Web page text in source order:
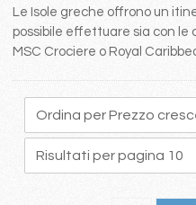
Le Isole greche offrono un
possibile effettuare sia con le
MSC Crociere o Royal